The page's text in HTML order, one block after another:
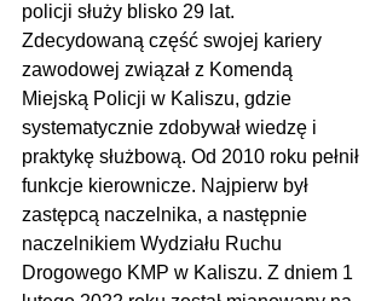
policji służy blisko 29 lat.
Zdecydowaną część swojej kariery
zawodowej związał z Komendą
Miejską Policji w Kaliszu, gdzie
systematycznie zdobywał wiedzę i
praktykę służbową. Od 2010 roku pełnił
funkcje kierownicze. Najpierw był
zastępcą naczelnika, a następnie
naczelnikiem Wydziału Ruchu
Drogowego KMP w Kaliszu. Z dniem 1